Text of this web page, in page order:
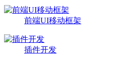
前端UI移动框架
插件开发